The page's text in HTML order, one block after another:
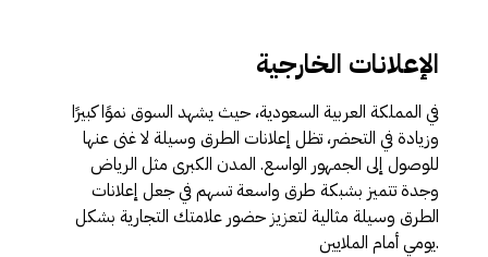
الإعلانات الخارجية
في المملكة العربية السعودية، حيث يشهد السوق نموًا كبيرًا
وزيادة في التحضر، تظل إعلانات الطرق وسيلة لا غنى عنها
للوصول إلى الجمهور الواسع. المدن الكبرى مثل الرياض
وجدة تتميز بشبكة طرق واسعة تسهم في جعل إعلانات
الطرق وسيلة مثالية لتعزيز حضور علامتك التجارية بشكل
يومي أمام الملايين.